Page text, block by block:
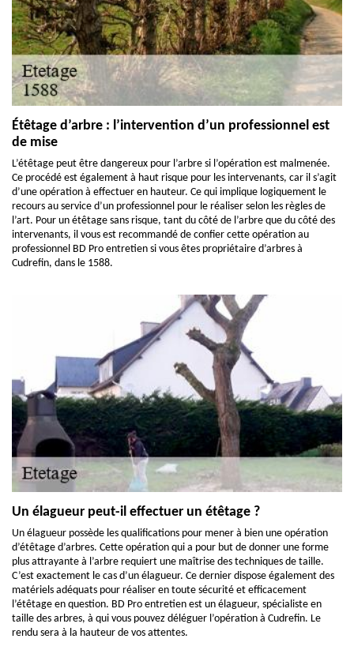
Étêtage d’arbre : l’intervention d’un professionnel est
de mise
L’étêtage peut être dangereux pour l’arbre si l’opération est malmenée.
Ce procédé est également à haut risque pour les intervenants, car il s’agit
d’une opération à effectuer en hauteur. Ce qui implique logiquement le
recours au service d’un professionnel pour le réaliser selon les règles de
l’art. Pour un étêtage sans risque, tant du côté de l’arbre que du côté des
intervenants, il vous est recommandé de confier cette opération au
professionnel BD Pro entretien si vous êtes propriétaire d’arbres à
Cudrefin, dans le 1588.
Un élagueur peut-il effectuer un étêtage ?
Un élagueur possède les qualifications pour mener à bien une opération
d’étêtage d’arbres. Cette opération qui a pour but de donner une forme
plus attrayante à l’arbre requiert une maîtrise des techniques de taille.
C’est exactement le cas d’un élagueur. Ce dernier dispose également des
matériels adéquats pour réaliser en toute sécurité et efficacement
l’étêtage en question. BD Pro entretien est un élagueur, spécialiste en
taille des arbres, à qui vous pouvez déléguer l’opération à Cudrefin. Le
rendu sera à la hauteur de vos attentes.